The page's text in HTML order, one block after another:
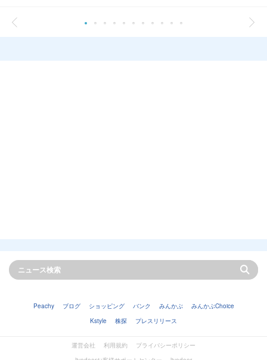
Peachy ブログ ショッピング バンク みんかぶ
みんかぶChoice
Kstyle
株探 プレスリリース
運営会社 利用規約
プライバシーポリシー